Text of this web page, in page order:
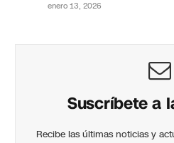
enero 13, 2026
Suscríbete a
Recibe las últimas noticias y